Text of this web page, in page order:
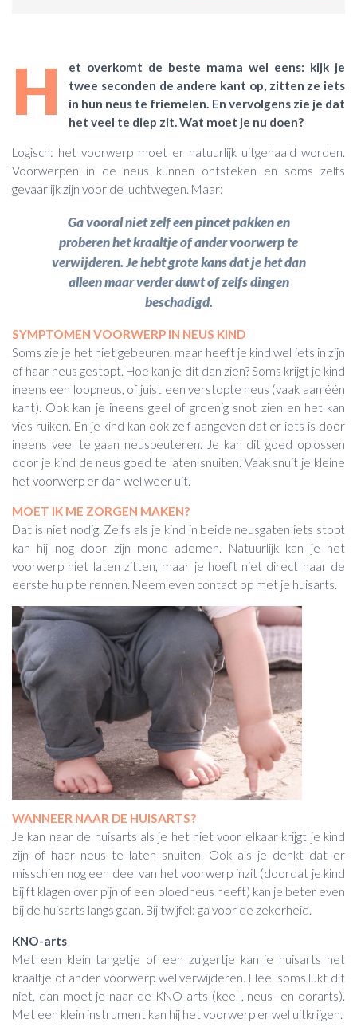
H
et overkomt de beste mama wel eens: kijk je
twee seconden de andere kant op, zitten ze iets
in hun neus te friemelen. En vervolgens zie je dat
het veel te diep zit. Wat moet je nu doen?
Logisch: het voorwerp moet er natuurlijk uitgehaald worden.
Voorwerpen in de neus kunnen ontsteken en soms zelfs
gevaarlijk zijn voor de luchtwegen. Maar:
Ga vooral niet zelf een pincet pakken en
proberen het kraaltje of ander voorwerp te
verwijderen. Je hebt grote kans dat je het dan
alleen maar verder duwt of zelfs dingen
beschadigd.
SYMPTOMEN VOORWERP IN NEUS KIND
Soms zie je het niet gebeuren, maar heeft je kind wel iets in zijn
of haar neus gestopt. Hoe kan je dit dan zien? Soms krijgt je kind
ineens een loopneus, of juist een verstopte neus (vaak aan één
kant). Ook kan je ineens geel of groenig snot zien en het kan
vies ruiken. En je kind kan ook zelf aangeven dat er iets is door
ineens veel te gaan neuspeuteren. Je kan dit goed oplossen
door je kind de neus goed te laten snuiten. Vaak snuit je kleine
het voorwerp er dan wel weer uit.
MOET IK ME ZORGEN MAKEN?
Dat is niet nodig. Zelfs als je kind in beide neusgaten iets stopt
kan hij nog door zijn mond ademen. Natuurlijk kan je het
voorwerp niet laten zitten, maar je hoeft niet direct naar de
eerste hulp te rennen. Neem even contact op met je huisarts.
WANNEER NAAR DE HUISARTS?
Je kan naar de huisarts als je het niet voor elkaar krijgt je kind
zijn of haar neus te laten snuiten. Ook als je denkt dat er
misschien nog een deel van het voorwerp inzit (doordat je kind
bijlft klagen over pijn of een bloedneus heeft) kan je beter even
bij de huisarts langs gaan. Bij twijfel: ga voor de zekerheid.
KNO-arts
Met een klein tangetje of een zuigertje kan je huisarts het
kraaltje of ander voorwerp wel verwijderen. Heel soms lukt dit
niet, dan moet je naar de KNO-arts (keel-, neus- en oorarts).
Met een klein instrument kan hij het voorwerp er wel uitkrijgen.